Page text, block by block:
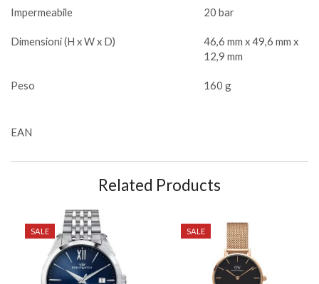
Impermeabile 20 bar
Dimensioni (H x W x D)
46,6 mm x 49,6 mm x
12,9 mm
Peso 160 g
EAN
Related Products
SALE SALE